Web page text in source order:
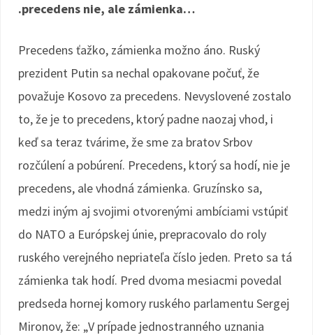
.precedens nie, ale zámienka…
Precedens ťažko, zámienka možno áno. Ruský
prezident Putin sa nechal opakovane počuť, že
považuje Kosovo za precedens. Nevyslovené zostalo
to, že je to precedens, ktorý padne naozaj vhod, i
keď sa teraz tvárime, že sme za bratov Srbov
rozčúlení a pobúrení. Precedens, ktorý sa hodí, nie je
precedens, ale vhodná zámienka. Gruzínsko sa,
medzi iným aj svojimi otvorenými ambíciami vstúpiť
do NATO a Európskej únie, prepracovalo do roly
ruského verejného nepriateľa číslo jeden. Preto sa tá
zámienka tak hodí. Pred dvoma mesiacmi povedal
predseda hornej komory ruského parlamentu Sergej
Mironov, že: „V prípade jednostranného uznania